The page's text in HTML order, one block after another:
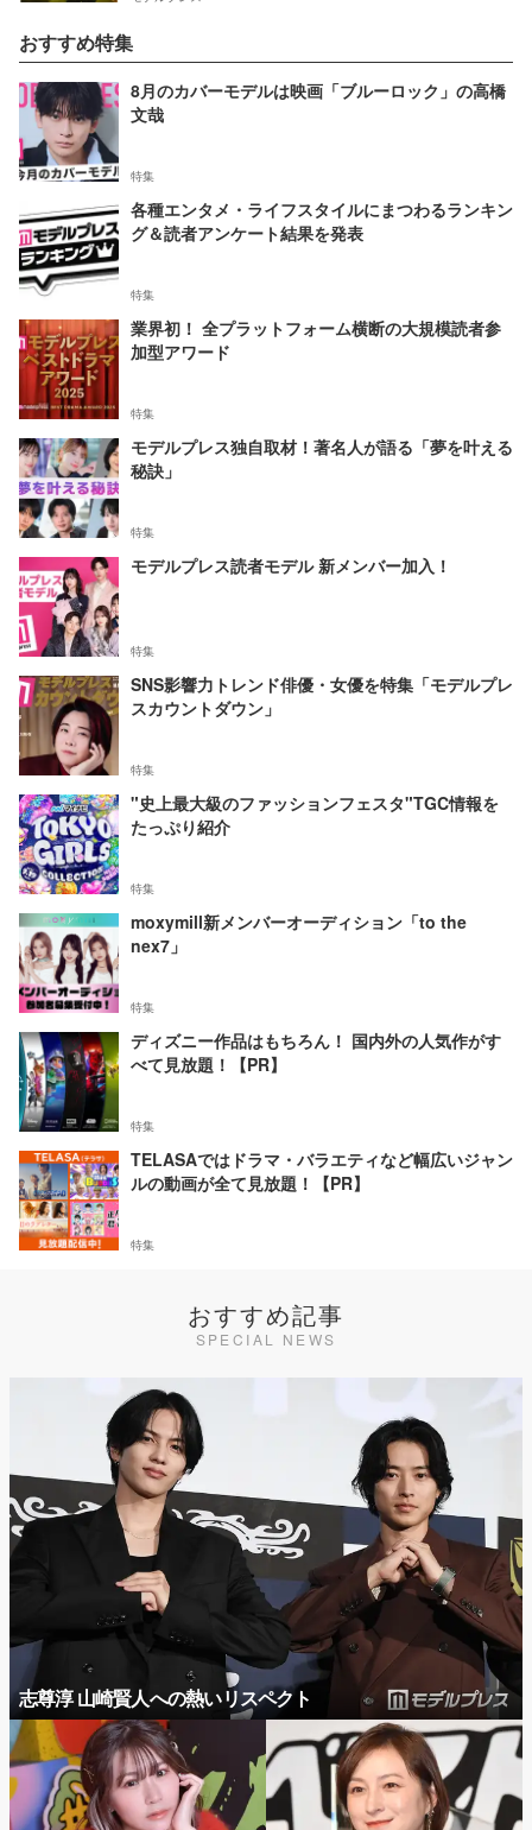
おすすめ特集
8月のカバーモデルは映画「ブルーロック」の高橋
文哉
特集
各種エンタメ・ライフスタイルにまつわるランキン
グ＆読者アンケート結果を発表
特集
業界初！ 全プラットフォーム横断の大規模読者参
加型アワード
特集
モデルプレス独自取材！著名人が語る「夢を叶える
秘訣」
特集
モデルプレス読者モデル 新メンバー加入！
特集
SNS影響力トレンド俳優・女優を特集「モデルプレ
スカウントダウン」
特集
"史上最大級のファッションフェスタ"TGC情報を
たっぷり紹介
特集
moxymill新メンバーオーディション「to the
nex7」
特集
ディズニー作品はもちろん！ 国内外の人気作がす
べて見放題！【PR】
特集
TELASAではドラマ・バラエティなど幅広いジャン
ルの動画が全て見放題！【PR】
特集
おすすめ記事
SPECIAL NEWS
志尊淳 山崎賢人への熱いリスペクト